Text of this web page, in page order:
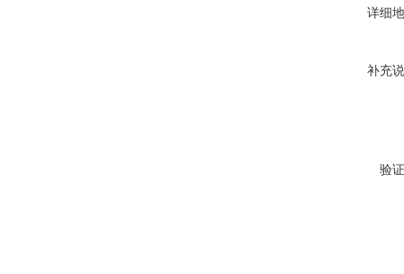
详细
补充
验